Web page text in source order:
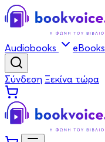
Audiobooks eBooks
Σύνδεση Ξεκίνα τώρα